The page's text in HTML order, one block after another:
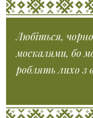
Любіться,
москалями, бо
роблять лихо з